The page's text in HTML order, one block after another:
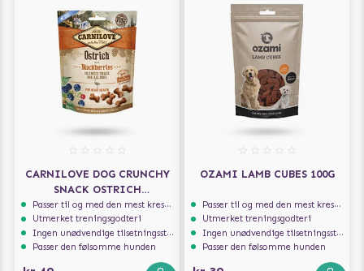
CARNILOVE DOG CRUNCHY
SNACK OSTRICH
BLACKBERRIES 200G
Passer til og med den mest kresne hunden
Utmerket treningsgodteri
Ingen unødvendige tilsetningsstoffer
Passer den følsomme hunden
OZAMI LAMB CUBES 100G
Passer til og med den mest kresne hunden
Utmerket treningsgodteri
Ingen unødvendige tilsetningsstoffer
Passer den følsomme hunden